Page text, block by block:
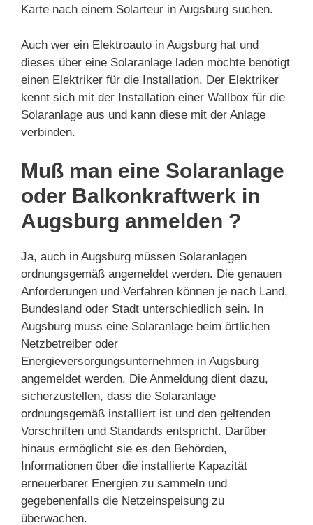
Karte nach einem Solarteur in Augsburg suchen.
Auch wer ein Elektroauto in Augsburg hat und
dieses über eine Solaranlage laden möchte benötigt
einen Elektriker für die Installation. Der Elektriker
kennt sich mit der Installation einer Wallbox für die
Solaranlage aus und kann diese mit der Anlage
verbinden.
Muß man eine Solaranlage
oder Balkonkraftwerk in
Augsburg anmelden ?
Ja, auch in Augsburg müssen Solaranlagen
ordnungsgemäß angemeldet werden. Die genauen
Anforderungen und Verfahren können je nach Land,
Bundesland oder Stadt unterschiedlich sein. In
Augsburg muss eine Solaranlage beim örtlichen
Netzbetreiber oder
Energieversorgungsunternehmen in Augsburg
angemeldet werden. Die Anmeldung dient dazu,
sicherzustellen, dass die Solaranlage
ordnungsgemäß installiert ist und den geltenden
Vorschriften und Standards entspricht. Darüber
hinaus ermöglicht sie es den Behörden,
Informationen über die installierte Kapazität
erneuerbarer Energien zu sammeln und
gegebenenfalls die Netzeinspeisung zu
überwachen.